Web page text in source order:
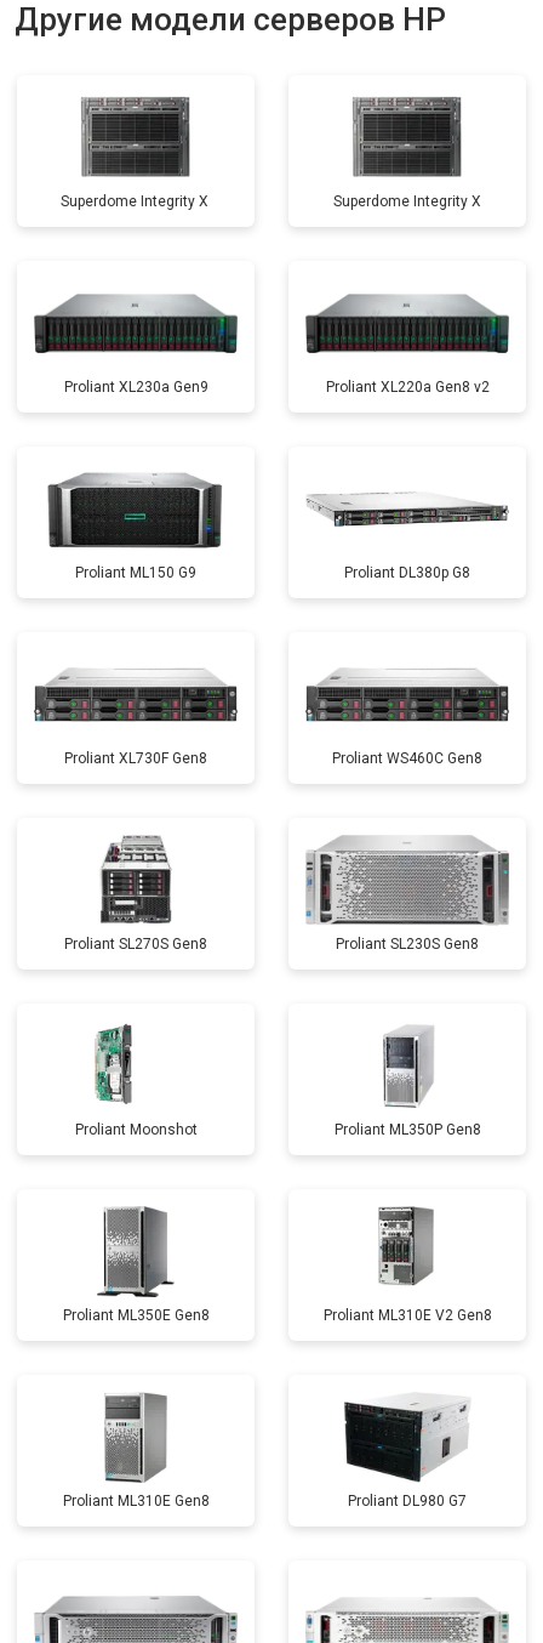
Другие модели серверов HP
Superdome Integrity Х Superdome Integrity Х
Proliant XL230a Gen9 Proliant XL220a Gen8 v2
Proliant ML150 G9 Proliant DL380p G8
Proliant XL730F Gen8 Proliant WS460C Gen8
Proliant SL270S Gen8 Proliant SL230S Gen8
Proliant Moonshot Proliant ML350P Gen8
Proliant ML350E Gen8 Proliant ML310E V2 Gen8
Proliant ML310E Gen8 Proliant DL980 G7